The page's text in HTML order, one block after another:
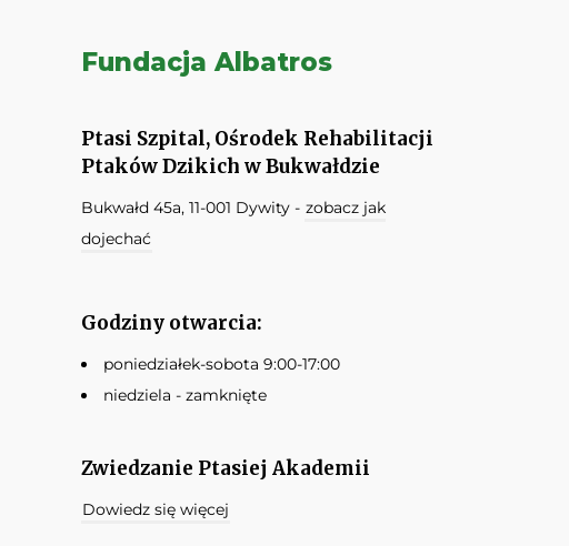
Fundacja Albatros
Ptasi Szpital, Ośrodek Rehabilitacji
Ptaków Dzikich w Bukwałdzie
Bukwałd 45a, 11-001 Dywity - zobacz jak
dojechać
Godziny otwarcia:
poniedziałek-sobota 9:00-17:00
niedziela - zamknięte
Zwiedzanie Ptasiej Akademii
Dowiedz się więcej